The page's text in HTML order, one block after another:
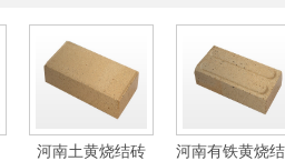
河南土黄烧结砖 河南有铁黄烧